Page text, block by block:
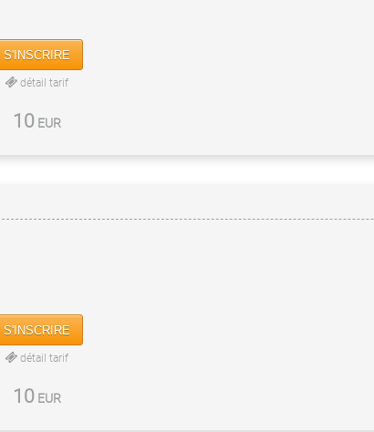
S'INSCRIRE
détail tarif
10 EUR
S'INSCRIRE
détail tarif
10 EUR